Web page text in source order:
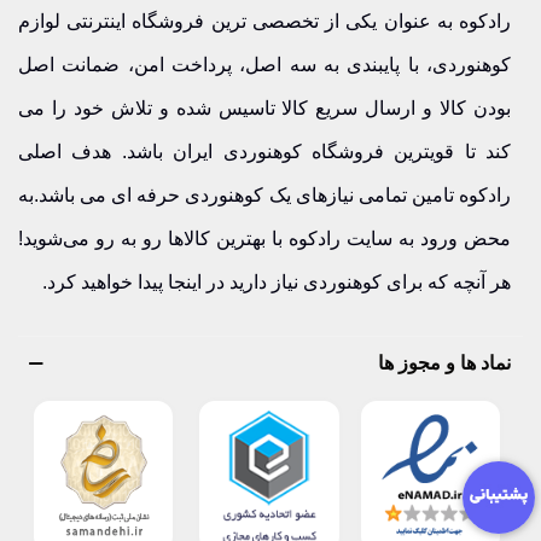
سوالات متداول درباره عینک شهری
عینک اسپرت بهتر است یا کلاسیک؟ بستگی به سلیقه و نوع
استفاده دارد.
وزن عینک اهمیت دارد؟ بله، وزن سبک راحتی بیشتری ایجاد
آیا فریم‌ها مقاوم هستند؟ بله، از متریال با کیفیت ساخته می‌شوند.
رادکوه به عنوان یکی از تخصصی ترین فروشگاه اینترنتی لوازم
کوهنوردی، با پایبندی به سه اصل، پرداخت امن، ضمانت اصل
بودن کالا و ارسال سریع کالا تاسیس شده و تلاش خود را می
کند تا قویترین فروشگاه کوهنوردی ایران باشد. هدف اصلی
رادکوه تامین تمامی نیازهای یک کوهنوردی حرفه ای می باشد.به
محض ورود به سایت رادکوه با بهترین کالاها رو به رو می‌شوید!
هر آنچه که برای کوهنوردی نیاز دارید در اینجا پیدا خواهید کرد.
نماد ها و مجوز ها